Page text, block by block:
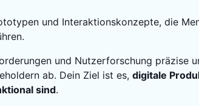
und Interaktionskonzepte, die
und Nutzerforschung präzise
ab. Dein Ziel ist es, digitale
sind.